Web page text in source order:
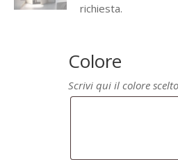
richiesta.
Colore
Scrivi qui il colore scelto